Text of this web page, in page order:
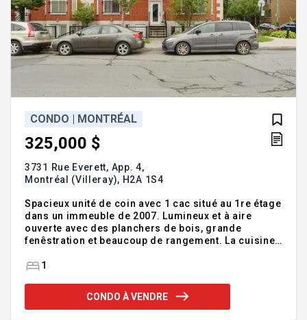
CONDO | MONTRÉAL
325,000 $
3731 Rue Everett, App. 4,
Montréal (Villeray), H2A 1S4
Spacieux unité de coin avec 1 cac situé au 1re étage
dans un immeuble de 2007. Lumineux et à aire
ouverte avec des planchers de bois, grande
fenêstration et beaucoup de rangement. La cuisine
salon et la salle à manger, créant un espace
grand balcon orienté nord-ouest, idéal pour se
détendre à l'extérieur, avec un espace de
1
CONDO À VENDRE